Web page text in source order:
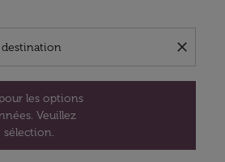
close
les options
Veuillez